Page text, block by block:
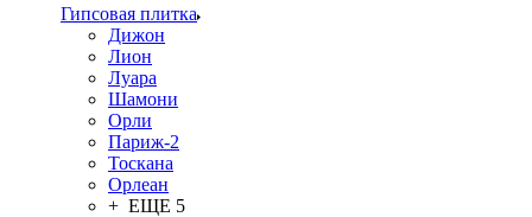
Гипсовая плитка
Дижон
Лион
Луара
Шамони
Орли
Париж-2
Тоскана
Орлеан
+ ЕЩЕ 5